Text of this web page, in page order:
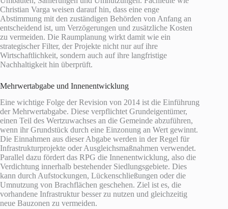
Christian Varga weisen darauf hin, dass eine enge
Abstimmung mit den zuständigen Behörden von Anfang an
entscheidend ist, um Verzögerungen und zusätzliche Kosten
zu vermeiden. Die Raumplanung wirkt damit wie ein
strategischer Filter, der Projekte nicht nur auf ihre
Wirtschaftlichkeit, sondern auch auf ihre langfristige
Nachhaltigkeit hin überprüft.
Mehrwertabgabe und Innenentwicklung
Eine wichtige Folge der Revision von 2014 ist die Einführung
der Mehrwertabgabe. Diese verpflichtet Grundeigentümer,
einen Teil des Wertzuwachses an die Gemeinde abzuführen,
wenn ihr Grundstück durch eine Einzonung an Wert gewinnt.
Die Einnahmen aus dieser Abgabe werden in der Regel für
Infrastrukturprojekte oder Ausgleichsmaßnahmen verwendet.
Parallel dazu fördert das RPG die Innenentwicklung, also die
Verdichtung innerhalb bestehender Siedlungsgebiete. Dies
kann durch Aufstockungen, Lückenschließungen oder die
Umnutzung von Brachflächen geschehen. Ziel ist es, die
vorhandene Infrastruktur besser zu nutzen und gleichzeitig
neue Bauzonen zu vermeiden.